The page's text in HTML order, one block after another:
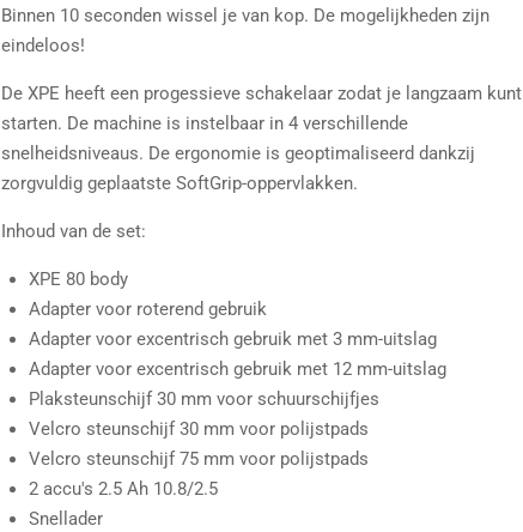
Binnen 10 seconden wissel je van kop. De mogelijkheden zijn
eindeloos!
De XPE heeft een progessieve schakelaar zodat je langzaam kunt
starten. De machine is instelbaar in 4 verschillende
snelheidsniveaus. De ergonomie is geoptimaliseerd dankzij
zorgvuldig geplaatste SoftGrip-oppervlakken.
Inhoud van de set:
XPE 80 body
Adapter voor roterend gebruik
Adapter voor excentrisch gebruik met 3 mm-uitslag
Adapter voor excentrisch gebruik met 12 mm-uitslag
Plaksteunschijf 30 mm voor schuurschijfjes
Velcro steunschijf 30 mm voor polijstpads
Velcro steunschijf 75 mm voor polijstpads
2 accu's 2.5 Ah 10.8/2.5
Snellader